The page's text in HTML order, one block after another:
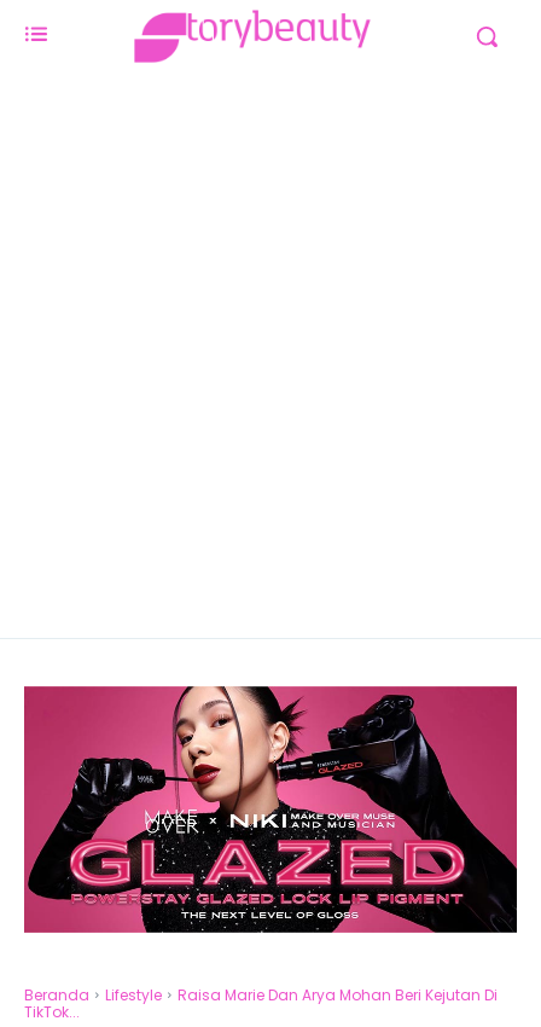
Beranda Lifestyle
Raisa Marie Dan Arya Mohan Beri Kejutan Di
TikTok...